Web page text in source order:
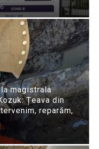
magistrala
Țeava din
reparăm,